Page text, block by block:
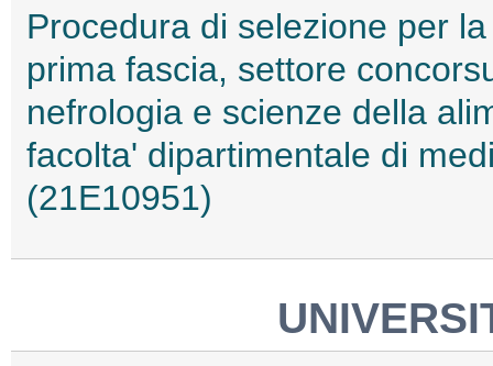
Procedura di selezione per
prima fascia, settore
nefrologia e scienze della
facolta' dipartimentale di
(21E10951)